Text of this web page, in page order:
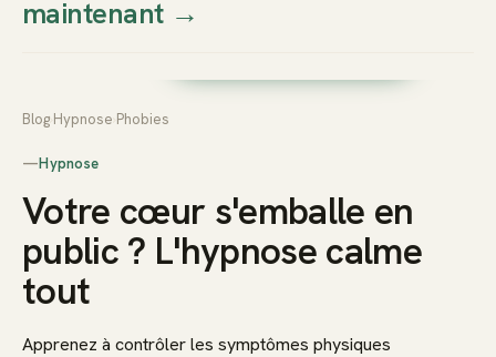
Thierry
Prendre rendez-vous dès
maintenant→
Blog Hypnose Phobies
—Hypnose
Votre cœur s'emballe en
public ? L'hypnose calme
tout
Apprenez à contrôler les symptômes physiques